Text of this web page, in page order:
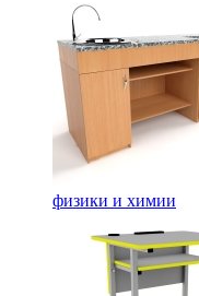
физики и химии